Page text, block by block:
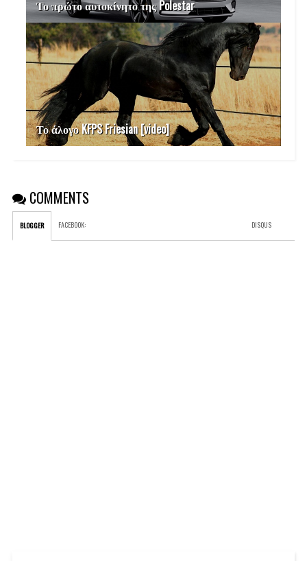
Το πρώτο αυτοκίνητο της Polestar
Το άλογο KFPS Friesian [video]
COMMENTS
BLOGGER FACEBOOK: DISQUS